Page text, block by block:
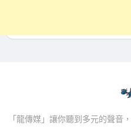
「龍傳媒」讓你聽到多元的聲音